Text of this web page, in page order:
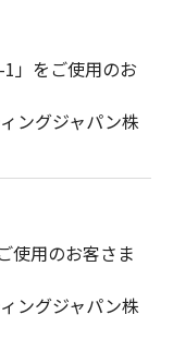
」をご使用のお
ングジャパン株
使用のお客さま
ングジャパン株